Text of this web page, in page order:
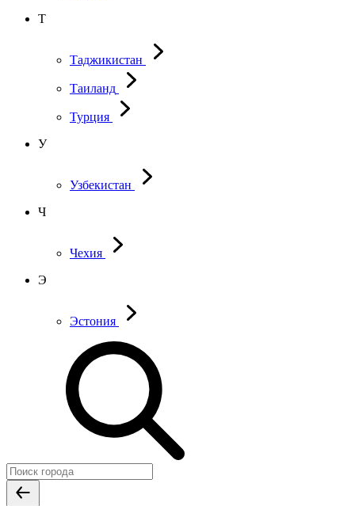
Т
Таджикистан
Таиланд
Турция
У
Узбекистан
Ч
Чехия
Э
Эстония